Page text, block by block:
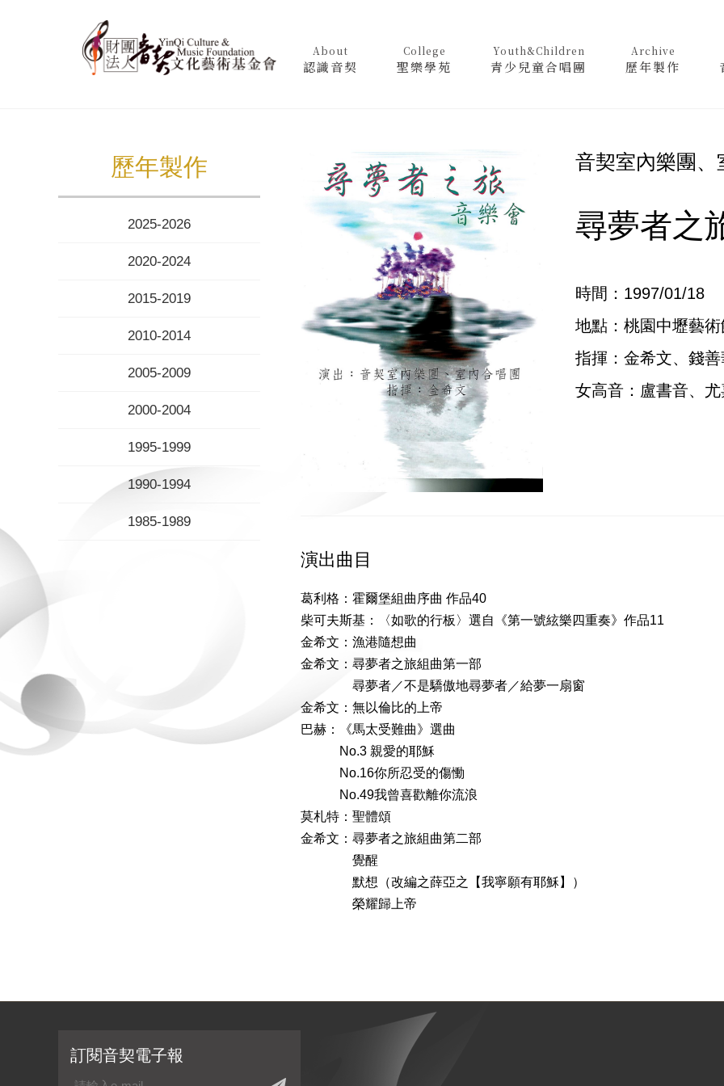
About
認識音契
College
聖樂學苑
Youth&Children
青少兒童合唱團
Archive
歷年製作
歷年製作
2025-2026
2020-2024
2015-2019
2010-2014
2005-2009
2000-2004
1995-1999
1990-1994
1985-1989
音契室內樂團、
尋夢者之
時間：1997/01/18
地點：桃園中壢藝術
指揮：金希文、錢善
女高音：盧書音、
演出曲目
葛利格：霍爾堡組曲序曲 作品40
柴可夫斯基：〈如歌的行板〉選自《第一號絃樂四重奏》作品11
金希文：漁港隨想曲
金希文：尋夢者之旅組曲第一部
尋夢者／不是驕傲地尋夢者／給夢一扇窗
金希文：無以倫比的上帝
巴赫：《馬太受難曲》選曲
No.3 親愛的耶穌
No.16你所忍受的傷慟
No.49我曾喜歡離你流浪
莫札特：聖體頌
金希文：尋夢者之旅組曲第二部
覺醒
默想（改編之薛亞之【我寧願有耶穌】）
榮耀歸上帝
訂閱音契電子報